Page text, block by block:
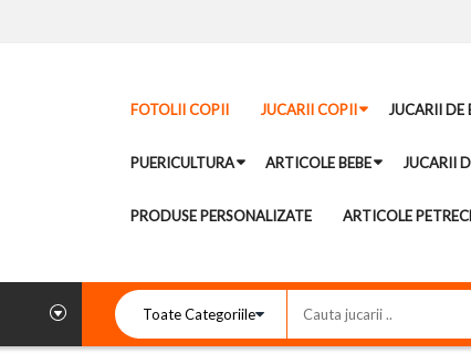
FOTOLII COPII JUCARII COPII JUCARII DE
PUERICULTURA ARTICOLE BEBE JUCARII
PRODUSE PERSONALIZATE ARTICOLE